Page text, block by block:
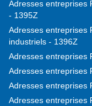
Adresses entreprises
- 1395Z
Adresses entreprises
industriels - 1396Z
Adresses entreprises
Adresses entreprises
Adresses entreprises
Adresses entreprises